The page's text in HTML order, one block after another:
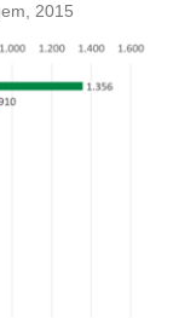
2015